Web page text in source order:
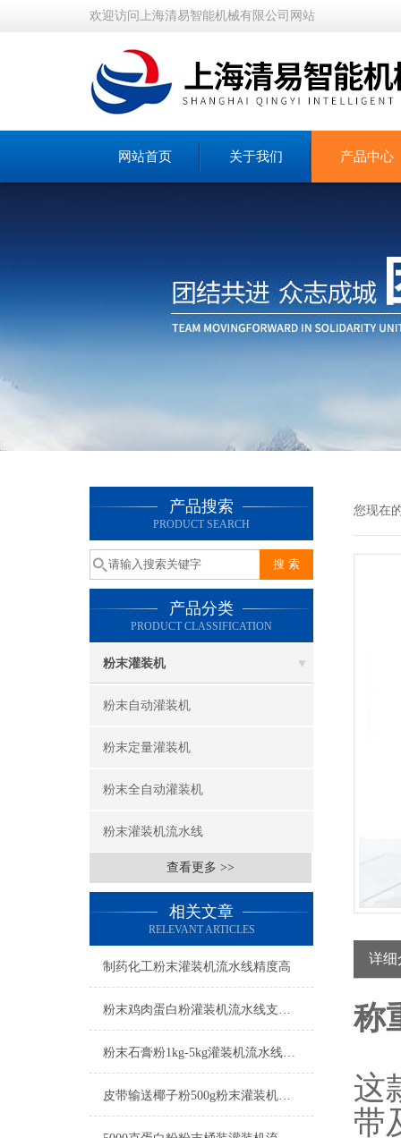
欢迎访问上海清易智能机械有限公司网站
网站首页 关于我们 产品中心
产品搜索
PRODUCT SEARCH
产品分类
PRODUCT CLASSIFICATION
粉末灌装机
粉末自动灌装机
粉末定量灌装机
粉末全自动灌装机
粉末灌装机流水线
查看更多 >>
相关文章
RELEVANT ARTICLES
制药化工粉末灌装机流水线精度高
粉末鸡肉蛋白粉灌装机流水线支持定制
粉末石膏粉1kg-5kg灌装机流水线工厂生产
皮带输送椰子粉500g粉末灌装机流水线
您现在
详细
称
这
带